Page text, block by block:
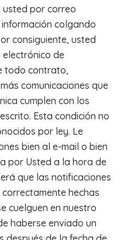
por correo
colgando
consiguiente, usted
electrónico de
todo contrato,
comunicaciones que
cumplen con los
Esta condición no
por ley. Le
bien al e-mail o bien
por Usted a la hora de
que las notificaciones
hechas
cuelguen en nuestro
haberse enviado un